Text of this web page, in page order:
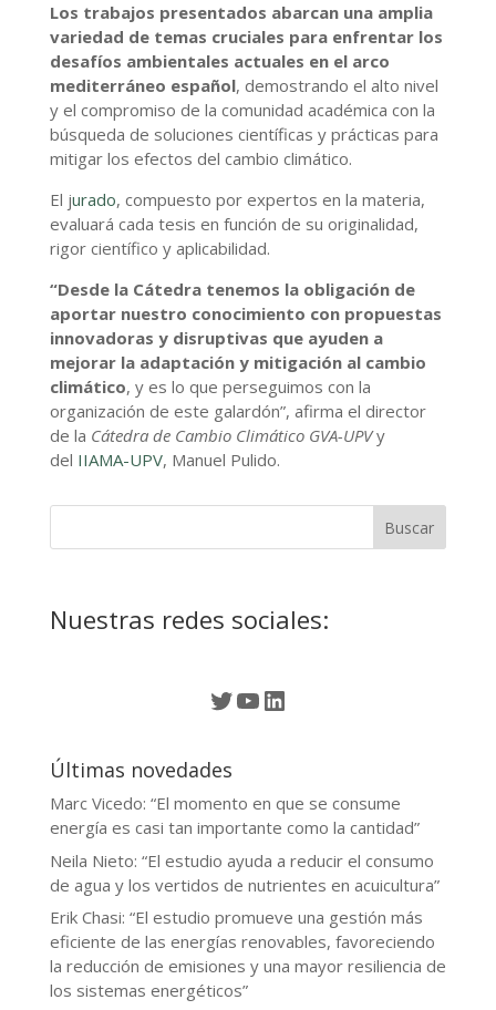
Los trabajos presentados abarcan una amplia
variedad de temas cruciales para enfrentar los
desafíos ambientales actuales en el arco
mediterráneo español, demostrando el alto nivel
y el compromiso de la comunidad académica con la
búsqueda de soluciones científicas y prácticas para
mitigar los efectos del cambio climático.
El jurado, compuesto por expertos en la materia,
evaluará cada tesis en función de su originalidad,
rigor científico y aplicabilidad.
“Desde la Cátedra tenemos la obligación de
aportar nuestro conocimiento con propuestas
innovadoras y disruptivas que ayuden a
mejorar la adaptación y mitigación al cambio
climático, y es lo que perseguimos con la
organización de este galardón”, afirma el director
de la Cátedra de Cambio Climático GVA-UPVy
del IIAMA-UPV, Manuel Pulido.
Nuestras redes sociales:
Twitter
YouTube
LinkedIn
Últimas novedades
Marc Vicedo: “El momento en que se consume
energía es casi tan importante como la cantidad”
Neila Nieto: “El estudio ayuda a reducir el consumo
de agua y los vertidos de nutrientes en acuicultura”
Erik Chasi: “El estudio promueve una gestión más
eficiente de las energías renovables, favoreciendo
la reducción de emisiones y una mayor resiliencia de
los sistemas energéticos”